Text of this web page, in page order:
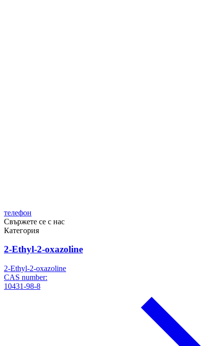
телефон
Свържете се с нас
Категория
2-Ethyl-2-oxazoline
2-Ethyl-2-oxazoline
CAS number:
10431-98-8